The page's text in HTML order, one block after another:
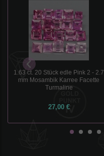
1.63 ct. 20 Stück edle Pink 2 - 2.7
mm Mosambik Karree Facette
Turmaline
27,00 €